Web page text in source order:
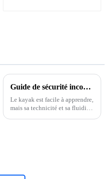
Guide de sécurité incontournable pour le kayak
Le kayak est facile à apprendre,
mais sa technicité et sa fluidité